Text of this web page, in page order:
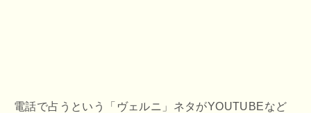
電話で占うという「ヴェルニ」ネタがYOUTUBEなど